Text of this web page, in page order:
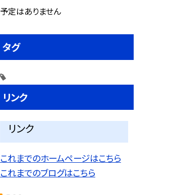
予定はありません
タグ
リンク
リンク
これまでのホームページはこちら
これまでのブログはこちら